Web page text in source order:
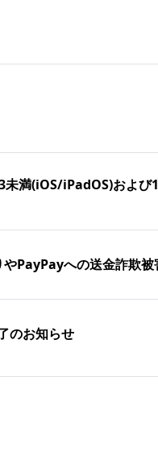
未満(iOS/iPadOS)およ
PayPayへの送金詐欺被
のお知らせ